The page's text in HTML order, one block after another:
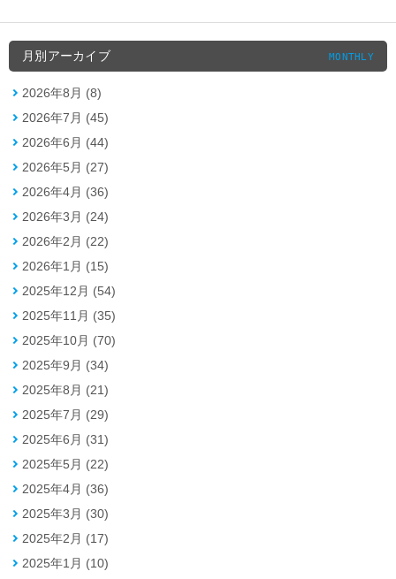
月別アーカイブ MONTHLY
2026年8月 (8)
2026年7月 (45)
2026年6月 (44)
2026年5月 (27)
2026年4月 (36)
2026年3月 (24)
2026年2月 (22)
2026年1月 (15)
2025年12月 (54)
2025年11月 (35)
2025年10月 (70)
2025年9月 (34)
2025年8月 (21)
2025年7月 (29)
2025年6月 (31)
2025年5月 (22)
2025年4月 (36)
2025年3月 (30)
2025年2月 (17)
2025年1月 (10)